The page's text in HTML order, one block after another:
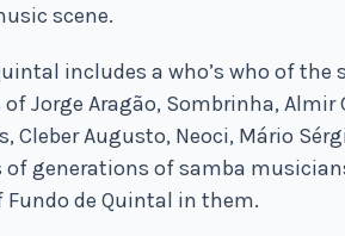
scene.
includes a who’s who of
of Jorge Aragão, Sombrinha, Almir
Cleber Augusto, Neoci, Mário
generations of samba
Fundo de Quintal in them.